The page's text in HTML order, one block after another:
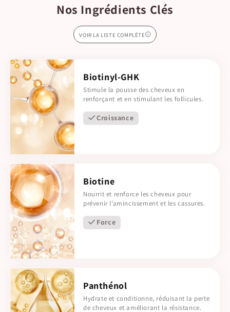
Nos Ingrédients Clés
VOIR LA LISTE COMPLÈTE
Biotinyl-GHK
Stimule la pousse des cheveux en
renforçant et en stimulant les follicules.
Croissance
Biotine
Nourrit et renforce les cheveux pour
prévenir l’amincissement et les cassures.
Force
Panthénol
Hydrate et conditionne, réduisant la perte
de cheveux et améliorant la résistance.